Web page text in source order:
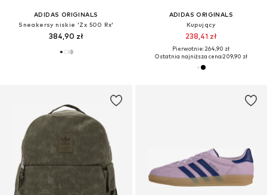
ADIDAS ORIGINALS
Sneakersy niskie 'Zx 500 Rx'
384,90 zł
ADIDAS ORIGINALS
Kupujący
238,41 zł
Pierwotnie: 264,90 zł
Ostatnia najniższa cena:209,90 zł